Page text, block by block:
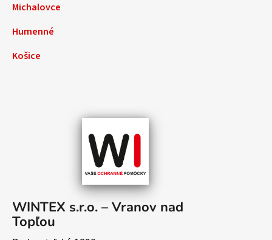
Michalovce
Humenné
Košice
WINTEX s.r.o. – Vranov nad
Topľou